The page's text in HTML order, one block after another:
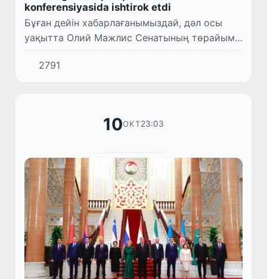
konferensiyasida ishtirok etdi
Бұған дейін хабарлағанымыздай, дәл осы
уақытта Олий Мажлис Сенатының төрайымы
Танзила Нарбаева бастаған делегация
Душанбе қаласында жүр.
2791
10OKT23:03